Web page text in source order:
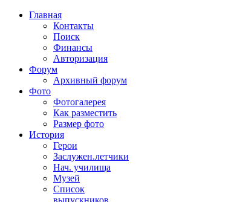
Главная
Контакты
Поиск
Финансы
Авторизация
Форум
Архивный форум
Фото
Фотогалерея
Как разместить
Размер фото
История
Герои
Заслужен.летчики
Нач. училища
Музей
Список
выпускников